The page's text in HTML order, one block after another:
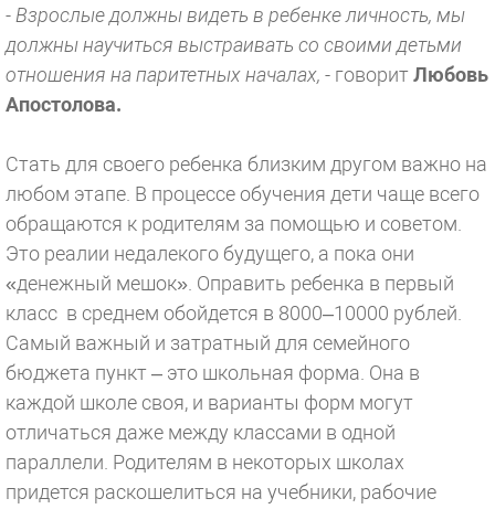
- Взрослые должны видеть в ребенке личность, мы
должны научиться выстраивать со своими детьми
отношения на паритетных началах, - говоритЛюбовь
Апостолова.
Стать для своего ребенка близким другом важно на
любом этапе. В процессе обучения дети чаще всего
обращаются к родителям за помощью и советом.
Это реалии недалекого будущего, а пока они
«денежный мешок». Оправить ребенка в первый
класс в среднем обойдется в 8000–10000 рублей.
Самый важный и затратный для семейного
бюджета пункт – это школьная форма. Она в
каждой школе своя, и варианты форм могут
отличаться даже между классами в одной
параллели. Родителям в некоторых школах
придется раскошелиться на учебники, рабочие